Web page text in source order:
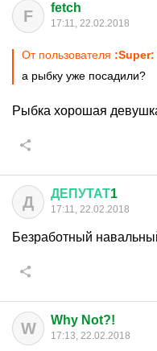
F fetch
17:11, 22.02.2018
От пользователя
а рыбку уже посадили?
Рыбка хорошая
Д ДЕПУТАТ1
17:11, 22.02.2018
Безработный
W Why Not?!
17:13, 22.02.2018